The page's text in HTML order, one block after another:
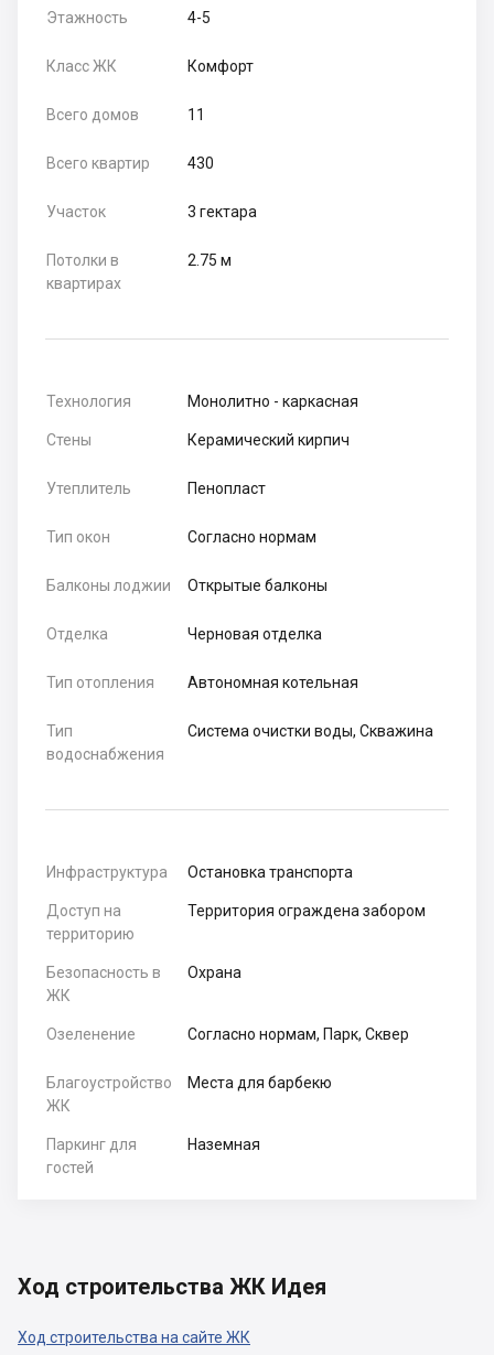
Этажность 4-5
Класс ЖК Комфорт
Всего домов 11
Всего квартир 430
Участок 3 гектара
Потолки в
квартирах
2.75 м
Технология Монолитно - каркасная
Стены Керамический кирпич
Утеплитель Пенопласт
Тип окон Согласно нормам
Балконы лоджии Открытые балконы
Отделка Черновая отделка
Тип отопления Автономная котельная
Тип
водоснабжения
Система очистки воды, Скважина
Инфраструктура Остановка транспорта
Доступ на
территорию
Территория ограждена забором
Безопасность в
ЖК
Охрана
Озеленение Согласно нормам, Парк, Сквер
Благоустройство
ЖК
Места для барбекю
Паркинг для
гостей
Наземная
Ход строительства ЖК Идея
Ход строительства на сайте ЖК